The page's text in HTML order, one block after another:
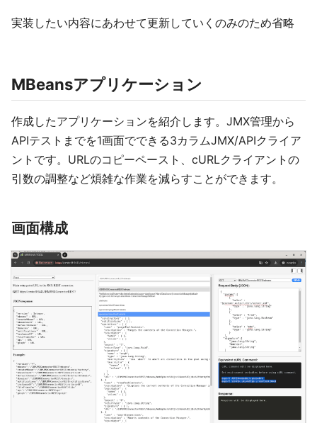
実装したい内容にあわせて更新していくのみのため省略
MBeansアプリケーション
作成したアプリケーションを紹介します。JMX管理から
APIテストまでを1画面でできる3カラムJMX/APIクライア
ントです。URLのコピーペースト、cURLクライアントの
引数の調整など煩雑な作業を減らすことができます。
画面構成